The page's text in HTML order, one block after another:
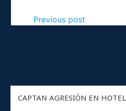
Previous post
CAPTAN AGRESIÓN EN